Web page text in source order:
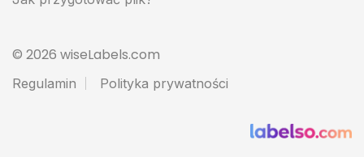
© 2026 wiseLabels.com
Regulamin Polityka prywatności